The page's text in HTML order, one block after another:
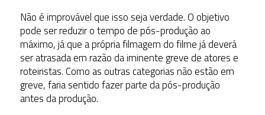
Não é improvável que isso seja verdade. O objetivo
pode ser reduzir o tempo de pós-produção ao
máximo, já que a própria filmagem do filme já deverá
ser atrasada em razão da iminente greve de atores e
roteiristas. Como as outras categorias não estão em
greve, faria sentido fazer parte da pós-produção
antes da produção.